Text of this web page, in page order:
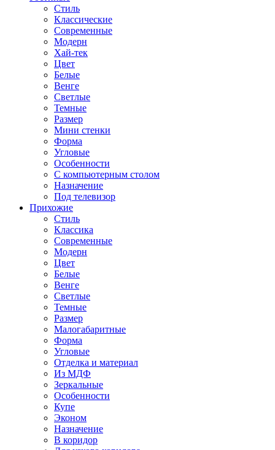
Стиль
Классические
Современные
Модерн
Хай-тек
Цвет
Белые
Венге
Светлые
Темные
Размер
Мини стенки
Форма
Угловые
Особенности
С компьютерным столом
Назначение
Под телевизор
Прихожие
Стиль
Классика
Современные
Модерн
Цвет
Белые
Венге
Светлые
Темные
Размер
Малогабаритные
Форма
Угловые
Отделка и материал
Из МДФ
Зеркальные
Особенности
Купе
Эконом
Назначение
В коридор